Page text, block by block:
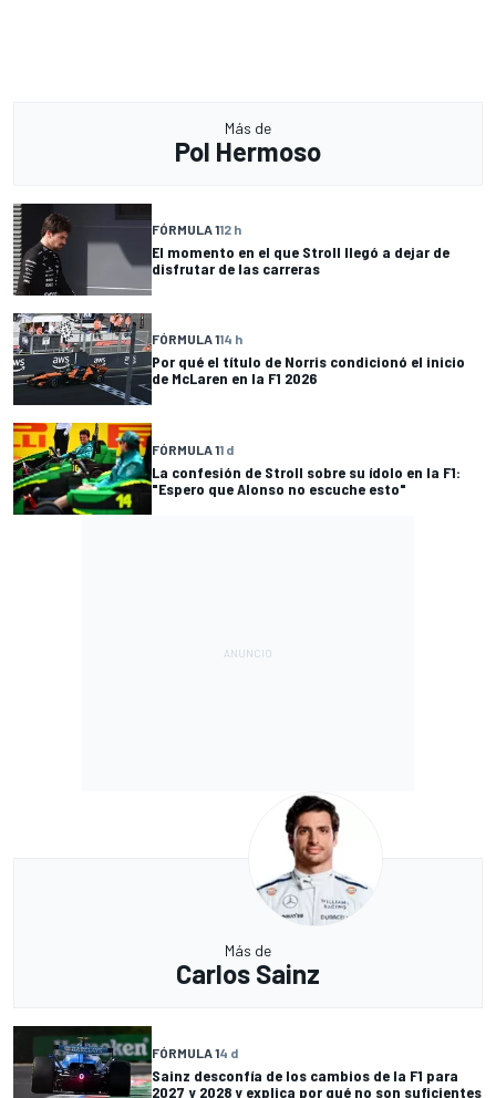
Más de
Pol Hermoso
FÓRMULA 112 h
El momento en el que Stroll llegó a dejar de
disfrutar de las carreras
FÓRMULA 114 h
Por qué el título de Norris condicionó el inicio
de McLaren en la F1 2026
FÓRMULA 11 d
La confesión de Stroll sobre su ídolo en la F1:
"Espero que Alonso no escuche esto"
Más de
Carlos Sainz
FÓRMULA 14 d
Sainz desconfía de los cambios de la F1 para
2027 y 2028 y explica por qué no son suficientes